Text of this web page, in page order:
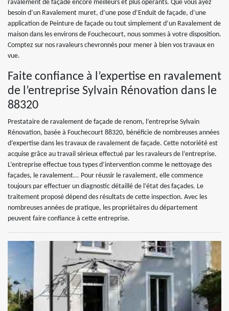
ravalement de façade encore meilleurs et plus opérants. Que vous ayez
besoin d’un Ravalement muret, d’une pose d’Enduit de façade, d’une
application de Peinture de façade ou tout simplement d’un Ravalement de
maison dans les environs de Fouchecourt, nous sommes à votre disposition.
Comptez sur nos ravaleurs chevronnés pour mener à bien vos travaux en
vue.
Faite confiance à l’expertise en ravalement
de l’entreprise Sylvain Rénovation dans le
88320
Prestataire de ravalement de façade de renom, l’entreprise Sylvain
Rénovation, basée à Fouchecourt 88320, bénéficie de nombreuses années
d’expertise dans les travaux de ravalement de façade. Cette notoriété est
acquise grâce au travail sérieux effectué par les ravaleurs de l’entreprise.
L’entreprise effectue tous types d’intervention comme le nettoyage des
façades, le ravalement... Pour réussir le ravalement, elle commence
toujours par effectuer un diagnostic détaillé de l’état des façades. Le
traitement proposé dépend des résultats de cette inspection. Avec les
nombreuses années de pratique, les propriétaires du département
peuvent faire confiance à cette entreprise.